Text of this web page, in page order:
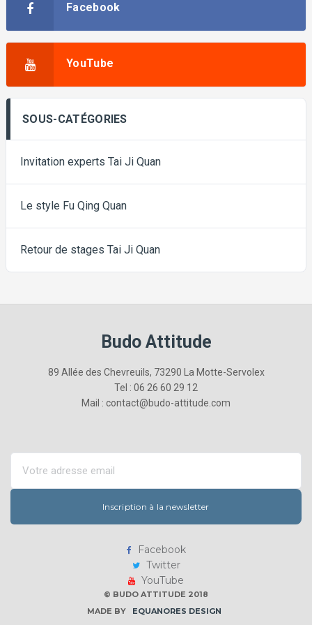
Facebook
YouTube
SOUS-CATÉGORIES
Invitation experts Tai Ji Quan
Le style Fu Qing Quan
Retour de stages Tai Ji Quan
Budo Attitude
89 Allée des Chevreuils, 73290 La Motte-Servolex
Tel : 06 26 60 29 12
Mail : contact@budo-attitude.com
Inscription à la newsletter
Facebook
Twitter
YouTube
© BUDO ATTITUDE 2018
MADE BY
EQUANORES DESIGN